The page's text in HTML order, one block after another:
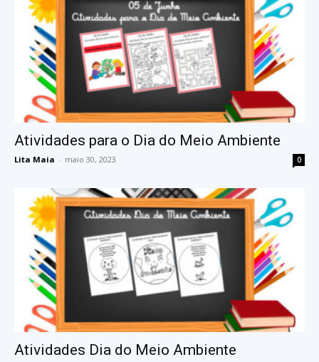
Atividades para o Dia do Meio Ambiente
Lita Maia - maio 30, 2023 0
Atividades Dia do Meio Ambiente